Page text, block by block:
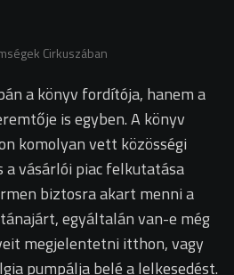
Cirkuszában
a könyv fordítója, hanem a
is egyben. A könyv
komolyan vett közösségi
vásárlói piac felkutatása
biztosra akart menni a
egyáltalán van-e még
megjelentetni itthon, vagy
pumpálja belé a lelkesedést.